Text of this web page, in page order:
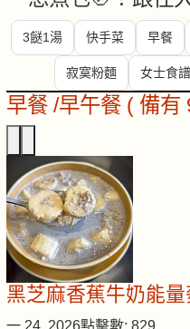
3餸1湯 快手菜 早餐
寂寞粉麵 女士食譜
早餐 /早午餐 ( 備有
黑芝麻香蕉牛奶能